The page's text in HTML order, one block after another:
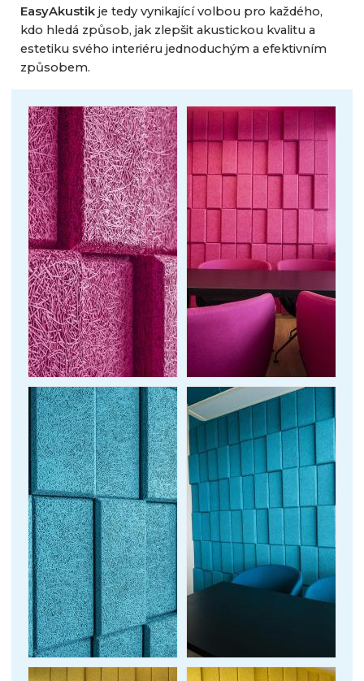
EasyAkustikje tedy vynikající volbou pro každého,
kdo hledá způsob, jak zlepšit akustickou kvalitu a
estetiku svého interiéru jednoduchým a efektivním
způsobem.